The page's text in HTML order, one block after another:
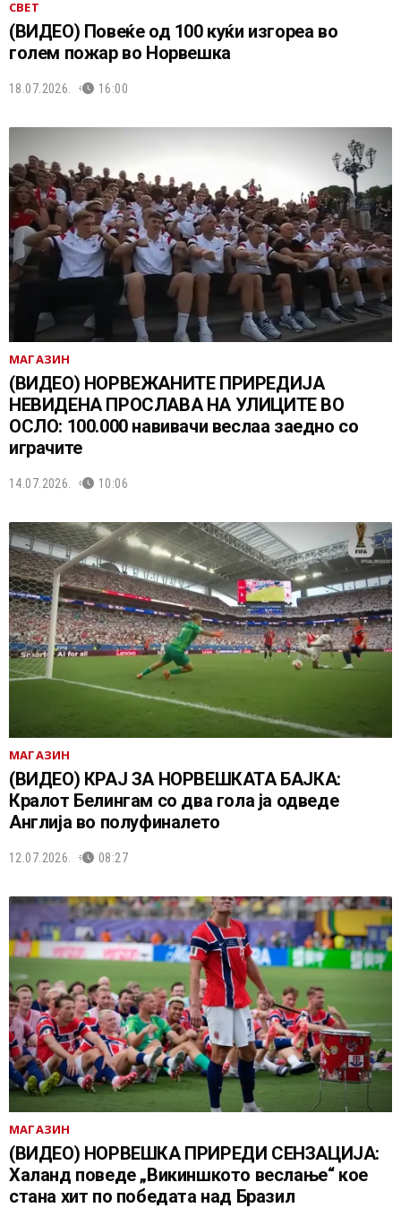
СВЕТ
(ВИДЕО) Повеќе од 100 куќи изгореа во
голем пожар во Норвешка
18.07.2026. 16:00
МАГАЗИН
(ВИДЕО) НОРВЕЖАНИТЕ ПРИРЕДИЈА
НЕВИДЕНА ПРОСЛАВА НА УЛИЦИТЕ ВО
ОСЛО: 100.000 навивачи веслаа заедно со
играчите
14.07.2026. 10:06
МАГАЗИН
(ВИДЕО) КРАЈ ЗА НОРВЕШКАТА БАЈКА:
Кралот Белингам со два гола ја одведе
Англија во полуфиналето
12.07.2026. 08:27
МАГАЗИН
(ВИДЕО) НОРВЕШКА ПРИРЕДИ СЕНЗАЦИЈА:
Халанд поведе „Викиншкото веслање“ кое
стана хит по победата над Бразил